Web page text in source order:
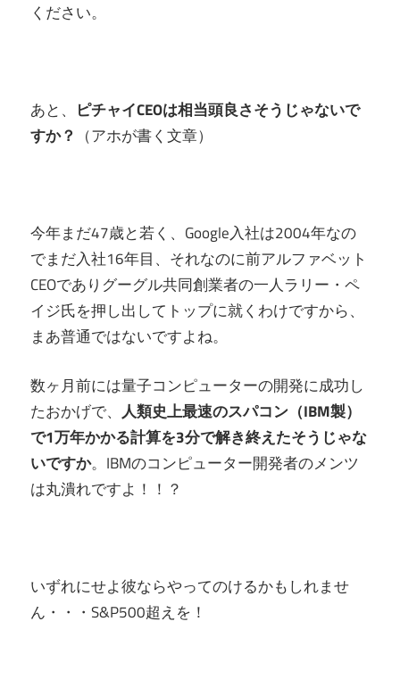
ください。
あと、 ピチャイCEOは相当頭良さそうじゃないで
すか？ （アホが書く文章）
今年まだ47歳と若く、Google入社は2004年なの
でまだ入社16年目、それなのに前アルファベット
CEOでありグーグル共同創業者の一人ラリー・ペ
イジ氏を押し出してトップに就くわけですから、
まあ普通ではないですよね。
数ヶ月前には量子コンピューターの開発に成功し
たおかげで、 人類史上最速のスパコン（IBM製）
で1万年かかる計算を3分で解き終えたそうじゃな
いですか。IBMのコンピューター開発者のメンツ
は丸潰れですよ！！？
いずれにせよ彼ならやってのけるかもしれませ
ん・・・S&P500超えを！